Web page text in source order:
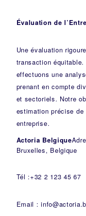
Évaluation de
Une évaluation
transaction
effectuons une
prenant en compte
et sectoriels. Notre
estimation précise
entreprise.
Actoria Belgique
Bruxelles, Belgique
Tél :+32 2 123 45 67
Email :